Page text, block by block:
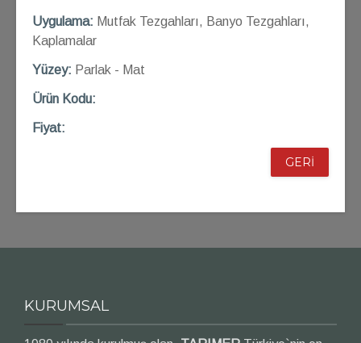
Uygulama: Mutfak Tezgahları, Banyo Tezgahları,
Kaplamalar
Yüzey: Parlak - Mat
Ürün Kodu:
Fiyat:
GERİ
KURUMSAL